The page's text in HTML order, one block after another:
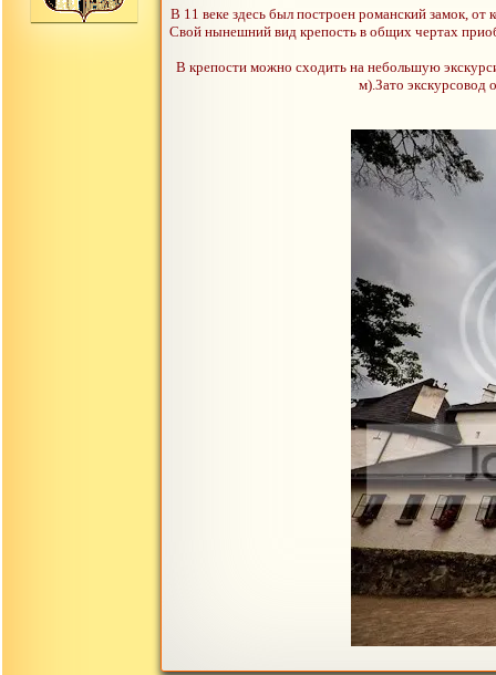
В 11 веке здесь был построен романский замок,
Свой нынешний вид крепость в общих чертах
В крепости можно сходить на небольшую
м).Зато экскурсовод